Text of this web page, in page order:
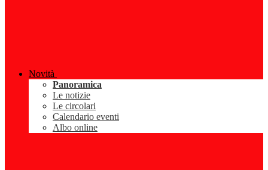
Novità
Panoramica
Le notizie
Le circolari
Calendario eventi
Albo online